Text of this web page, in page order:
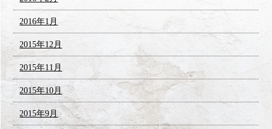
2016年1月
2015年12月
2015年11月
2015年10月
2015年9月